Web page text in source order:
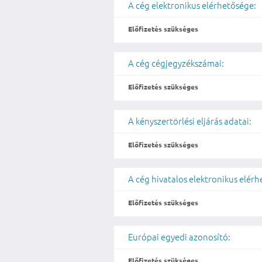
A cég elektronikus elérhetősége:
Előfizetés szükséges
A cég cégjegyzékszámai:
Előfizetés szükséges
A kényszertörlési eljárás adatai:
Előfizetés szükséges
A cég hivatalos elektronikus
Előfizetés szükséges
Európai egyedi azonosító: